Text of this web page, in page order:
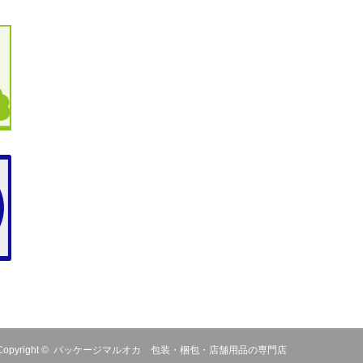
© パッケージマルオカ 包装・梱包・店舗用品の専門店